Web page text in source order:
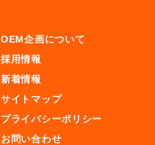
OEM企画について
採用情報
新着情報
サイトマップ
プライバシーポリシー
お問い合わせ